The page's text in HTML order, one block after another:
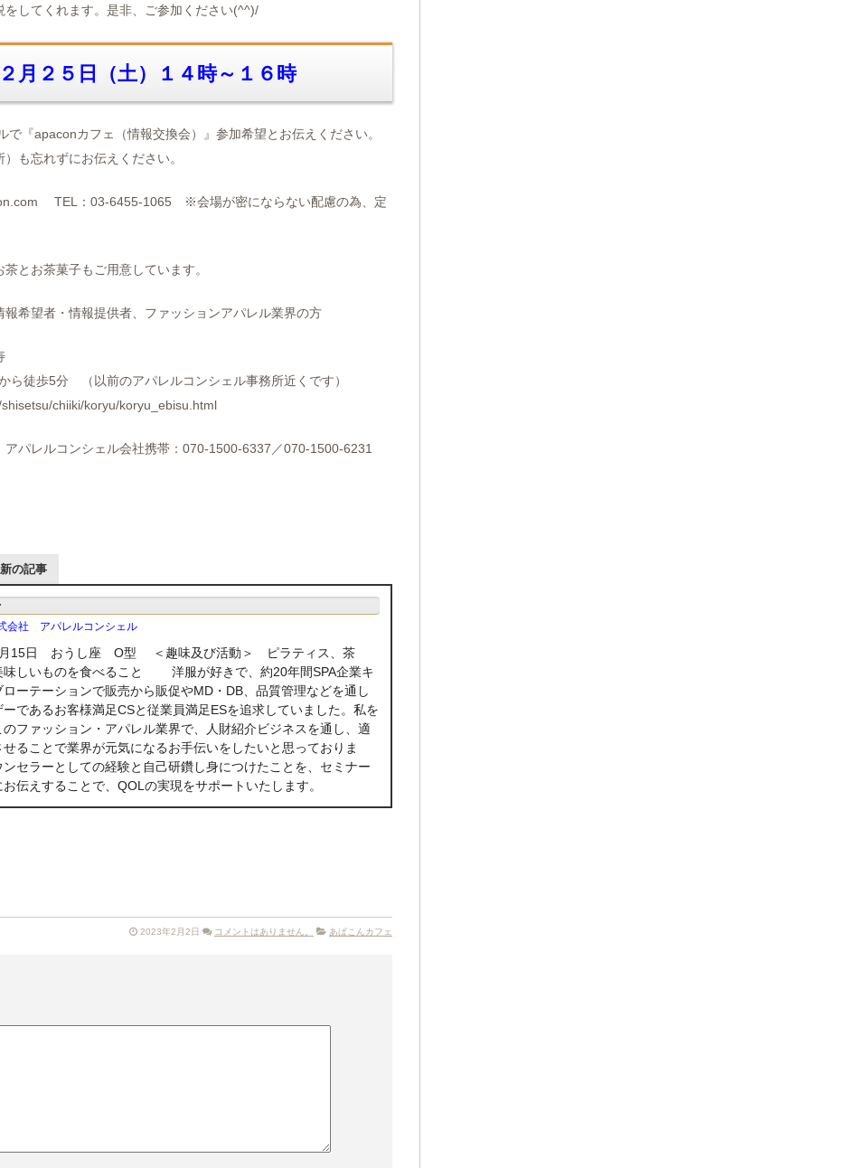
をしてくれます。是非、ご参加ください(^^)/
月２５日（土）１４時～１６時
で『apaconカフェ（情報交換会）』参加希望とお伝えください。
も忘れずにお伝えください。
TEL：03-6455-1065 ※会場が密にならない配慮の為、定
とお茶菓子もご用意しています。
希望者・情報提供者、ファッションアパレル業界の方
徒歩5分 （以前のアパレルコンシェル事務所近くです）
chiiki/koryu/koryu_ebisu.html
パレルコンシェル会社携帯：070-1500-6337／070-1500-6231
の記事
会社 アパレルコンシェル
15日 おうし座 O型 ＜趣味及び活動＞ ピラティス、茶
味しいものを食べること 洋服が好きで、約20年間SPA企業キ
ローテーションで販売から販促やMD・DB、品質管理などを通し
であるお客様満足CSと従業員満足ESを追求していました。私を
ファッション・アパレル業界で、人財紹介ビジネスを通し、適
ることで業界が元気になるお手伝いをしたいと思っておりま
セラーとしての経験と自己研鑽し身につけたことを、セミナー
伝えすることで、QOLの実現をサポートいたします。
2023年2月2日 コメントはありません。 あぱこんカフェ